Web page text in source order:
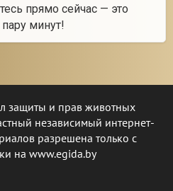
прямо сейчас — это
минут!
защиты и прав животных
независимый интернет-
разрешена только с
на www.egida.by